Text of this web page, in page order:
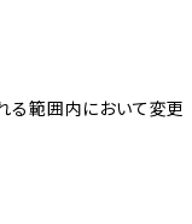
る範囲内において変更